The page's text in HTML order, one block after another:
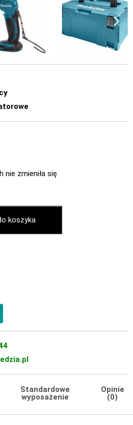
nie zmieniła się
koszyka
Standardowe
wyposażenie
Opinie
(0)